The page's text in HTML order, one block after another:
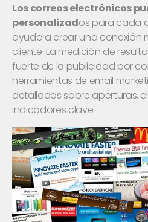
Los correos electrónicos
personalizados para cada
ayuda a crear una conexión
cliente. La medición de
fuerte de la publicidad por
herramientas de email
detallados sobre aperturas,
indicadores clave.